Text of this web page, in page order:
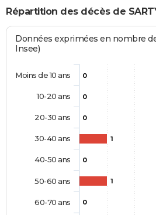
Répartition des décès de
Données exprimées en nombre
Insee)
0
0
0
1
0
1
0
Moins de 10 ans
10-20 ans
20-30 ans
30-40 ans
40-50 ans
50-60 ans
60-70 ans